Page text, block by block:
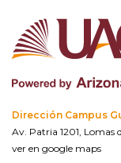
Dirección Campus
Av. Patria 1201, Lomas
ver en google maps